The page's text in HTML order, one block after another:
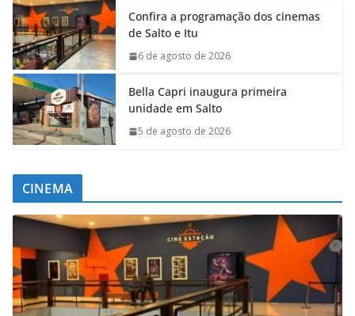
Confira a programação dos cinemas
de Salto e Itu
6 de agosto de 2026
Bella Capri inaugura primeira
unidade em Salto
5 de agosto de 2026
CINEMA